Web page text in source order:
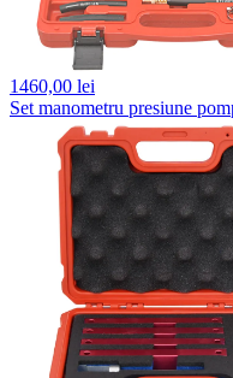
1460,00 lei
Set manometru presiune